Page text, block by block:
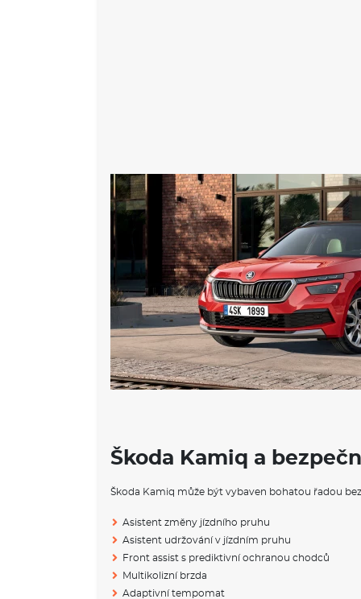
Škoda Kamiq a
Škoda Kamiq může být vybaven bohatou řadou
Asistent změny jízdního pruhu
Asistent udržování v jízdním pruhu
Front assist s prediktivní ochranou chodců
Multikolizní brzda
Adaptivní tempomat